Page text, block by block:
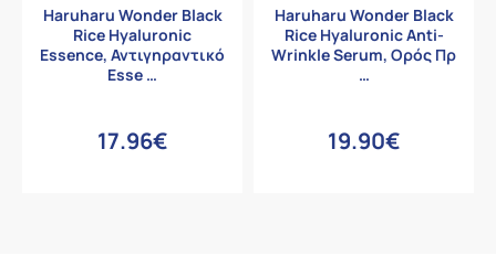
Haruharu Wonder Black
Rice Hyaluronic
Essence, Αντιγηραντικό
Esse …
17.96€
Haruharu Wonder Black
Rice Hyaluronic Anti-
Wrinkle Serum, Ορός Πρ
…
19.90€